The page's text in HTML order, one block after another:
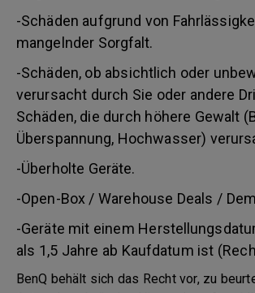
-Schäden aufgrund von
mangelnder Sorgfalt.
-Schäden, ob absichtlich oder
verursacht durch Sie oder andere
Schäden, die durch höhere Gewalt
Überspannung, Hochwasser)
-Überholte Geräte.
-Open-Box / Warehouse Deals /
-Geräte mit einem
als 1,5 Jahre ab Kaufdatum ist
BenQ behält sich das Recht vor, zu